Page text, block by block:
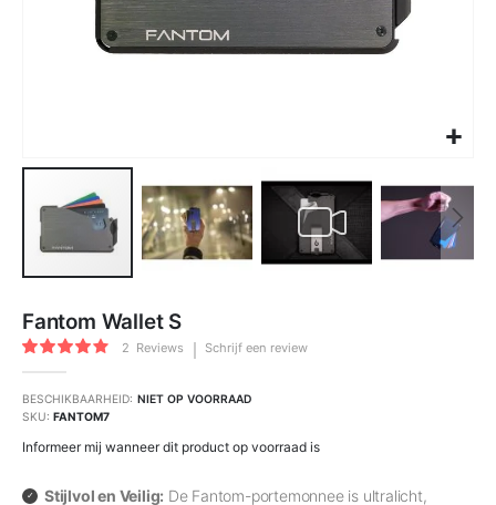
het
begin
van
de
afbeeldingen-
Fantom Wallet S
Waardering:
80
100
2 Reviews Schrijf een review
BESCHIKBAARHEID: NIET OP VOORRAAD
SKU FANTOM7
Informeer mij wanneer dit product op voorraad is
Stijlvol en Veilig: De Fantom-portemonnee is ultralicht,